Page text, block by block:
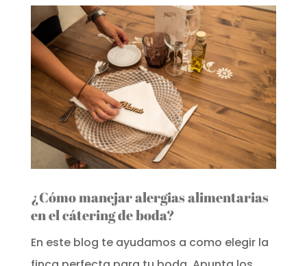
¿Cómo manejar alergias alimentarias
en el cátering de boda?
En este blog te ayudamos a como elegir la